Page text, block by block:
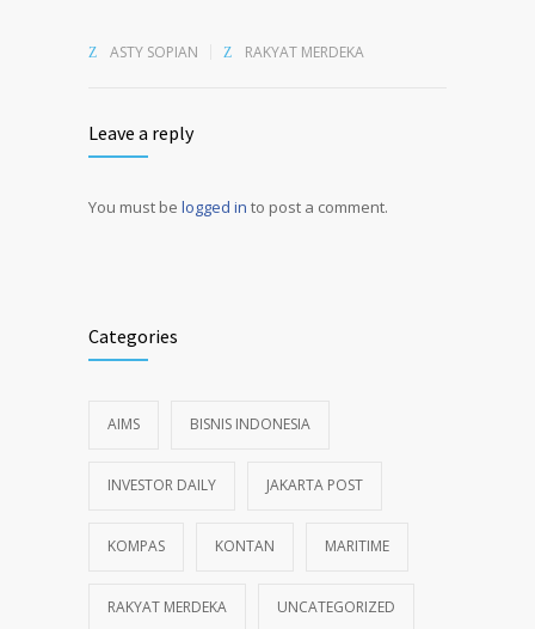
ASTY SOPIAN RAKYAT MERDEKA
Leave a reply
You must be logged in to post a comment.
Categories
AIMS BISNIS INDONESIA
INVESTOR DAILY JAKARTA POST
KOMPAS KONTAN MARITIME
RAKYAT MERDEKA UNCATEGORIZED